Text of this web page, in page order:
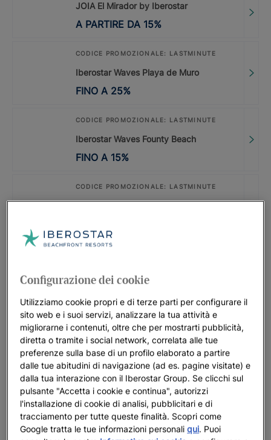
JOIA El Mirador by Iberostar
A PARTIRE DA 15%
CODICE PROMOZIONALE: LASTMINUTE
Iberostar Waves Playa de Muro
FINO A 25%
CODICE PROMOZIONALE: LASTMINUTE
Iberostar Waves Founty Beach
FINO A 15%
CODICE PROMOZIONALE: LASTMINUTE
Iberostar Selection Creta Marine
CODICE PROMOZIONALE: LISBOA26
Offerta speciale Lisbona 2026
FINO A 20%
CODICE PROMOZIONALE: LASTMINUTE
Iberostar Selection Marbella Coral
Beach
FINO A 20%
Configurazione dei cookie
Utilizziamo cookie propri e di terze parti per configurare il
sito web e i suoi servizi, analizzare la tua attività e
migliorarne i contenuti, oltre che per mostrarti pubblicità,
diretta o tramite i social network, correlata alle tue
preferenze sulla base di un profilo elaborato a partire
dalle tue abitudini di navigazione (ad es. pagine visitate) e
dalla tua interazione con il Iberostar Group. Se clicchi sul
pulsante "Accetta i cookie e continua", autorizzi
l'installazione di cookie di analisi, pubblicitari e di
tracciamento per tutte queste finalità. Scopri come
Google tratta le tue informazioni personaliqui. Puoi